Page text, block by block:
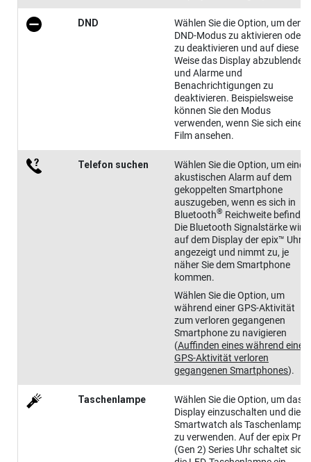
DND
Wählen Sie die Option, um den
DND-Modus zu aktivieren oder
zu deaktivieren und auf diese
Weise das Display abzublenden
und Alarme und
Benachrichtigungen zu
deaktivieren. Beispielsweise
können Sie den Modus
verwenden, wenn Sie sich einen
Film ansehen.
Telefon suchen
Wählen Sie die Option, um einen
akustischen Alarm auf dem
gekoppelten Smartphone
auszugeben, wenn es sich in
Bluetooth® Reichweite befindet.
Die Bluetooth Signalstärke wird
auf dem Display derepix™ Uhr
angezeigt und nimmt zu, je
näher Sie dem Smartphone
kommen.
Wählen Sie die Option, um
während einer GPS-Aktivität
zum verloren gegangenen
Smartphone zu navigieren
(Auffinden eines während einer
GPS-Aktivität verloren
gegangenen Smartphones).
Taschen​lampe
Wählen Sie die Option, um das
Display einzuschalten und die
Smartwatch als Taschenlampe
zu verwenden. Auf derepix Pro
(Gen 2) Series Uhr schaltet sich